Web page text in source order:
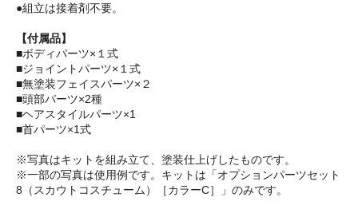
●組立は接着剤不要。
【付属品】
■ボディパーツ×１式
■ジョイントパーツ×１式
■無塗装フェイスパーツ×２
■頭部パーツ×2種
■ヘアスタイルパーツ×1
■首パーツ×1式
※写真はキットを組み立て、塗装仕上げしたものです。
※一部の写真は使用例です。キットは「オプションパーツセット
8（スカウトコスチューム）［カラーC］」のみです。